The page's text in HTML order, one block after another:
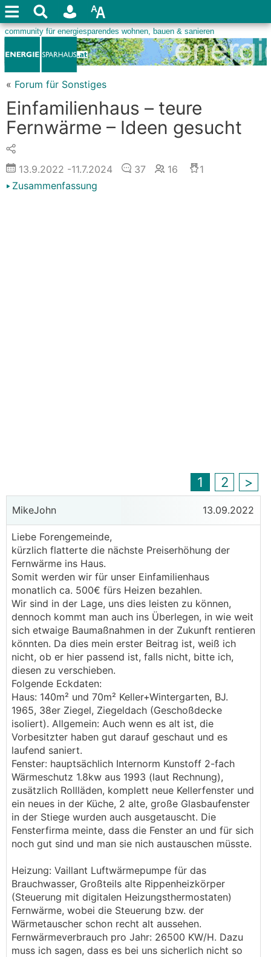
« Forum für Sonstiges
Einfamilienhaus – teure
Fernwärme – Ideen gesucht
13.9.2022 -11.7.2024 37 16
1
Zusammenfassung
1 2 >
MikeJohn 13.09.2022
Liebe Forengemeinde,
kürzlich flatterte die nächste Preiserhöhung der
Fernwärme ins Haus.
Somit werden wir für unser Einfamilienhaus
monatlich ca. 500€ fürs Heizen bezahlen.
Wir sind in der Lage, uns dies leisten zu können,
dennoch kommt man auch ins Überlegen, in wie weit
sich etwaige Baumaßnahmen in der Zukunft rentieren
könnten. Da dies mein erster Beitrag ist, weiß ich
nicht, ob er hier passend ist, falls nicht, bitte ich,
diesen zu verschieben.
Folgende Eckdaten:
Haus: 140m² und 70m² Keller+Wintergarten, BJ.
1965, 38er Ziegel, Ziegeldach (Geschoßdecke
isoliert). Allgemein: Auch wenn es alt ist, die
Vorbesitzter haben gut darauf geschaut und es
laufend saniert.
Fenster: hauptsächlich Internorm Kunstoff 2-fach
Wärmeschutz 1.8kw aus 1993 (laut Rechnung),
zusätzlich Rollläden, komplett neue Kellerfenster und
ein neues in der Küche, 2 alte, große Glasbaufenster
in der Stiege wurden auch ausgetauscht. Die
Fensterfirma meinte, dass die Fenster an und für sich
noch gut sind und man sie nich austauschen müsste.
Heizung: Vaillant Luftwärmepumpe für das
Brauchwasser, Großteils alte Rippenheizkörper
(Steuerung mit digitalen Heizungsthermostaten)
Fernwärme, wobei die Steuerung bzw. der
Wärmetauscher schon recht alt aussehen.
Fernwärmeverbrauch pro Jahr: 26500 KW/H. Dazu
muss ich sagen, dass es bei uns sicherlich nicht so